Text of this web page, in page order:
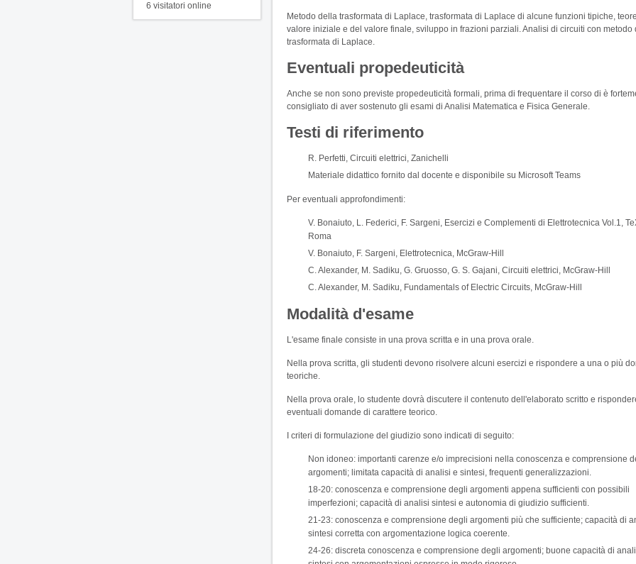
Metodo della trasformata di Laplace, trasformata di Laplace di alcune funzioni tipiche,
valore iniziale e del valore finale, sviluppo in frazioni parziali. Analisi di circuiti con metodo
trasformata di Laplace.
Eventuali propedeuticità
Anche se non sono previste propedeuticità formali, prima di frequentare il corso di è
consigliato di aver sostenuto gli esami di Analisi Matematica e Fisica Generale.
Testi di riferimento
R. Perfetti, Circuiti elettrici, Zanichelli
Materiale didattico fornito dal docente e disponibile su Microsoft Teams
Per eventuali approfondimenti:
V. Bonaiuto, L. Federici, F. Sargeni, Esercizi e Complementi di Elettrotecnica Vol.1,
Roma
V. Bonaiuto, F. Sargeni, Elettrotecnica, McGraw-Hill
C. Alexander, M. Sadiku, G. Gruosso, G. S. Gajani, Circuiti elettrici, McGraw-Hill
C. Alexander, M. Sadiku, Fundamentals of Electric Circuits, McGraw-Hill
Modalità d'esame
L'esame finale consiste in una prova scritta e in una prova orale.
Nella prova scritta, gli studenti devono risolvere alcuni esercizi e rispondere a una o più
teoriche.
Nella prova orale, lo studente dovrà discutere il contenuto dell'elaborato scritto e
eventuali domande di carattere teorico.
I criteri di formulazione del giudizio sono indicati di seguito:
Non idoneo: importanti carenze e/o imprecisioni nella conoscenza e comprensione
argomenti; limitata capacità di analisi e sintesi, frequenti generalizzazioni.
18-20: conoscenza e comprensione degli argomenti appena sufficienti con possibili
imperfezioni; capacità di analisi sintesi e autonomia di giudizio sufficienti.
21-23: conoscenza e comprensione degli argomenti più che sufficiente; capacità di
sintesi corretta con argomentazione logica coerente.
24-26: discreta conoscenza e comprensione degli argomenti; buone capacità di
6 visitatori online